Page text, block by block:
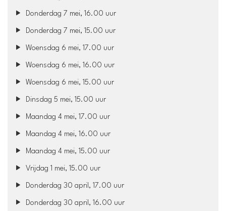
Donderdag 7 mei, 16.00 uur
Donderdag 7 mei, 15.00 uur
Woensdag 6 mei, 17.00 uur
Woensdag 6 mei, 16.00 uur
Woensdag 6 mei, 15.00 uur
Dinsdag 5 mei, 15.00 uur
Maandag 4 mei, 17.00 uur
Maandag 4 mei, 16.00 uur
Maandag 4 mei, 15.00 uur
Vrijdag 1 mei, 15.00 uur
Donderdag 30 april, 17.00 uur
Donderdag 30 april, 16.00 uur